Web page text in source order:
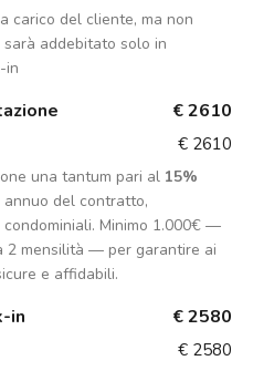
carico del cliente, ma non
addebitato solo in
in
€ 2610
€ 2610
una tantum pari al 15%
del contratto,
Minimo 1.000€ —
2 mensilità — per garantire ai
e affidabili.
in € 2580
€ 2580